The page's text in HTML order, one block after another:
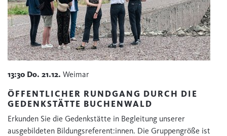
13:30 Do. 21.12. Weimar
ÖFFENTLICHER RUNDGANG DURCH DIE
GEDENKSTÄTTE BUCHENWALD
Erkunden Sie die Gedenkstätte in Begleitung unserer
ausgebildeten Bildungsreferent:innen. Die Gruppengröße ist